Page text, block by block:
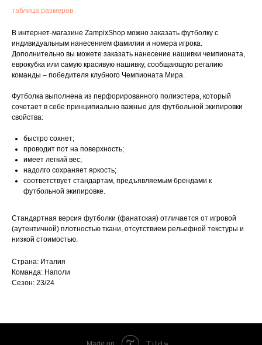
таблица размеров
В интернет-магазине ZampixShop можно заказать футболку с
индивидуальным нанесением фамилии и номера игрока.
Дополнительно вы можете заказать нанесение нашивки чемпионата,
еврокубка или самую красивую нашивку, сообщающую регалию
команды – победителя клубного Чемпионата Мира.
Футболка выполнена из перфорированного полиэстера, который
сочетает в себе принципиально важные для футбольной экипировки
свойства:
быстро сохнет;
проводит пот на поверхность;
имеет легкий вес;
надолго сохраняет яркость;
соответствует стандартам, предъявляемым брендами к
футбольной экипировке.
Стандартная версия футболки (фанатская) отличается от игровой
(аутентичной) плотностью ткани, отсутствием рельефной текстуры и
низкой стоимостью.
Страна: Италия
Команда: Наполи
Сезон: 23/24